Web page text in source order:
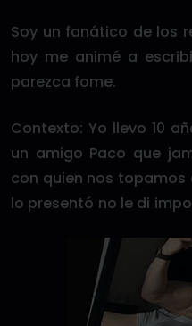
Soy un fanático de los
hoy me animé a
parezca fome.
Contexto: Yo llevo 10
un amigo Paco que
con quien nos
lo presentó no le di